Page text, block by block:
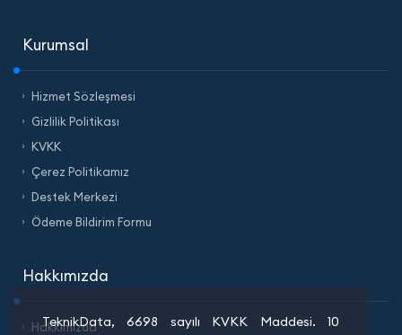
Kurumsal
Hizmet Sözleşmesi
Gizlilik Politikası
KVKK
Çerez Politikamız
Destek Merkezi
Ödeme Bildirim Formu
Hakkımızda
Hakkımızda
TeknikData, 6698 sayılı KVKK Maddesi. 10